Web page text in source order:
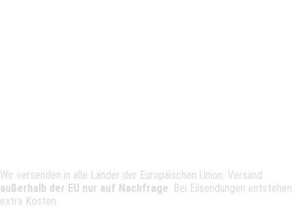
Wir versenden in alle Länder der Europäischen Union. Versand
außerhalb der EU nur auf Nachfrage. Bei Eilsendungen entstehen
extra Kosten.